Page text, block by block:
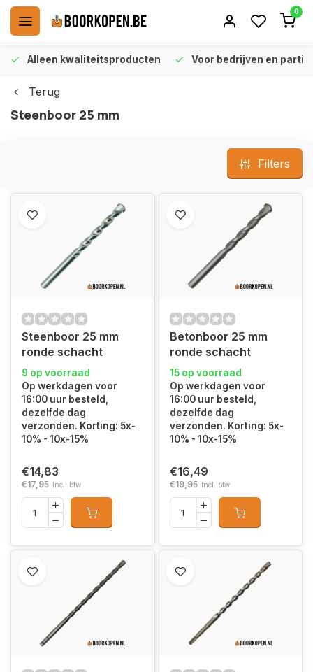
0
Alleen kwaliteitsproducten Voor bedrijven en
Terug
Steenboor 25 mm
Filters
Steenboor 25 mm
ronde schacht
9 op voorraad
Op werkdagen voor
16:00 uur besteld,
dezelfde dag
verzonden. Korting: 5x-
10% - 10x-15%
€14,83
€17,95 Incl. btw
Betonboor 25 mm
ronde schacht
15 op voorraad
Op werkdagen voor
16:00 uur besteld,
dezelfde dag
verzonden. Korting: 5x-
10% - 10x-15%
€16,49
€19,95 Incl. btw